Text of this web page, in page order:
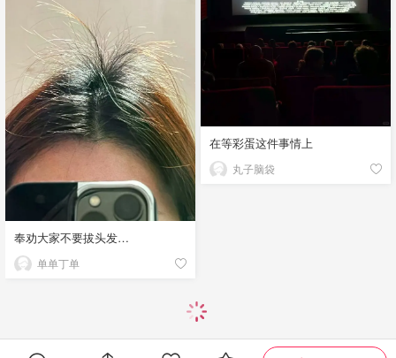
在等彩蛋这件事情上
丸子脑袋
奉劝大家不要拔头发…
单单丁单